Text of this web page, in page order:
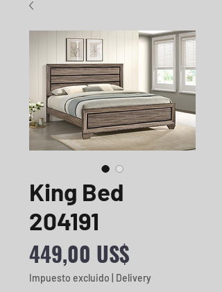
King Bed
204191
449,00 US$
Impuesto excluido Delivery